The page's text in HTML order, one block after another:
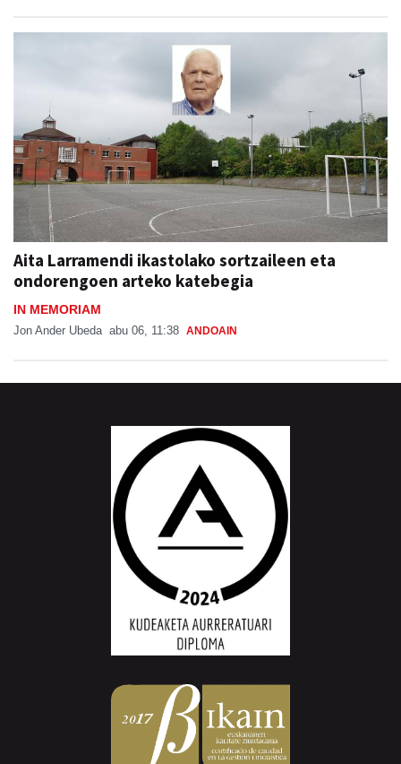
Aita Larramendi ikastolako sortzaileen eta
ondorengoen arteko katebegia
IN MEMORIAM
Jon Ander Ubeda abu 06, 11:38 ANDOAIN